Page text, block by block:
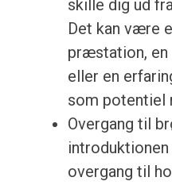
skille dig ud
Det kan være
præstation,
eller en
som potentiel
Overgang til
overgang til